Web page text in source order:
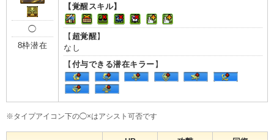
◯
8枠潜在
【覚醒スキル】
【 超覚醒】
なし
【 付与できる潜在キラー 】
※タイプアイコン下の◯×はアシスト可否です